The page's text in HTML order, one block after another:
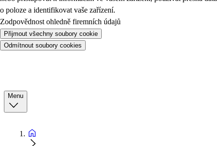
o poloze a identifikovat vaše zařízení.
Zodpovědnost ohledně firemních údajů
Přijmout všechny soubory cookie
Odmítnout soubory cookies
Menu